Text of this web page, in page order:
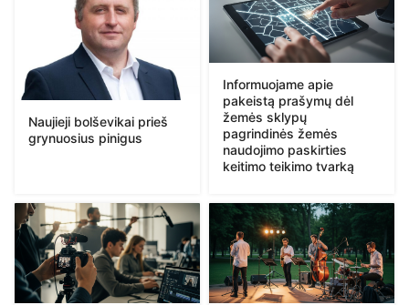
Naujieji bolševikai prieš
grynuosius pinigus
Informuojame apie
pakeistą prašymų dėl
žemės sklypų
pagrindinės žemės
naudojimo paskirties
keitimo teikimo tvarką